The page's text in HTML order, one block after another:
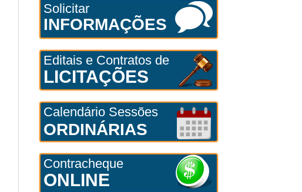
Solicitar
INFORMAÇÕES
Editais e Contratos de
LICITAÇÕES
Calendário Sessões
ORDINÁRIAS
Contracheque
ONLINE